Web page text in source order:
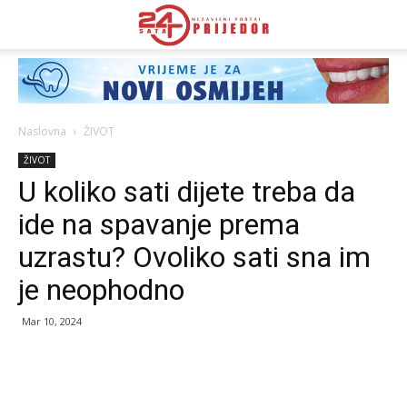
Naslovna ŽIVOT
ŽIVOT
U koliko sati dijete treba da
ide na spavanje prema
uzrastu? Ovoliko sati sna im
je neophodno
Mar 10, 2024